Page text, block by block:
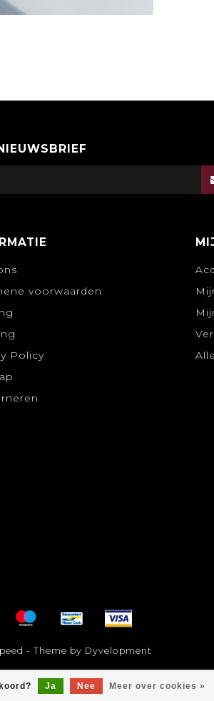
Ja Nee Meer over cookies »
voorwaarden
Policy
- Theme by Dyvelopment